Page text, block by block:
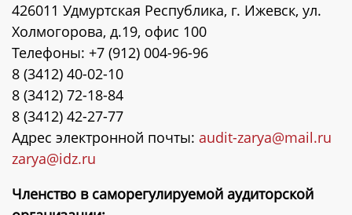
426011 Удмуртская Республика, г. Ижевск, ул.
Холмогорова, д.19, офис 100
Телефоны: +7 (912) 004-96-96
8 (3412) 40-02-10
8 (3412) 72-18-84
8 (3412) 42-27-77
Адрес электронной почты: audit-zarya@mail.ru
zarya@idz.ru
Членство в саморегулируемой аудиторской